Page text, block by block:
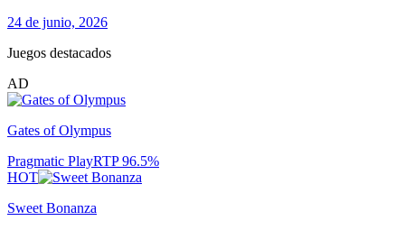
24 de junio, 2026
Juegos destacados
AD
Gates of Olympus
Pragmatic PlayRTP96.5%
HOT
Sweet Bonanza